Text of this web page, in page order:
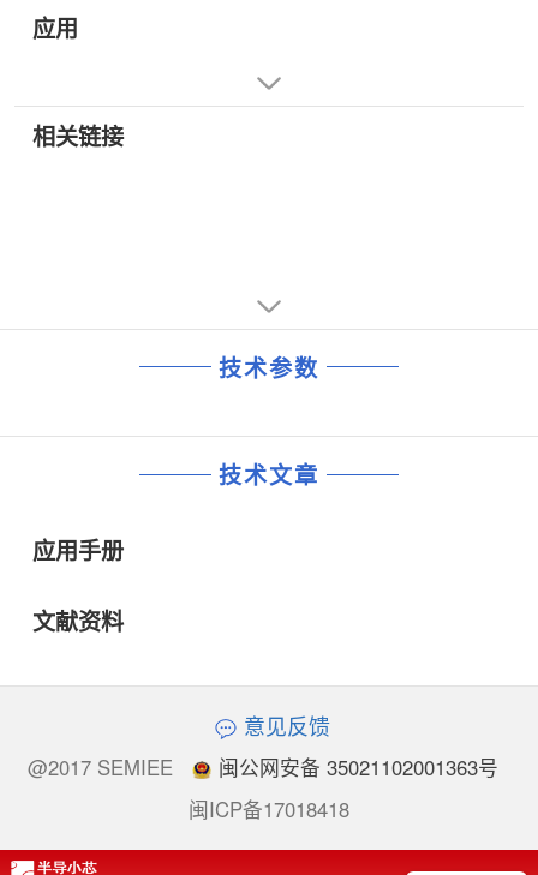
应用
相关链接
技术参数
技术文章
应用手册
文献资料
意见反馈
@2017 SEMIEE
闽公网安备 35021102001363号
闽ICP备17018418